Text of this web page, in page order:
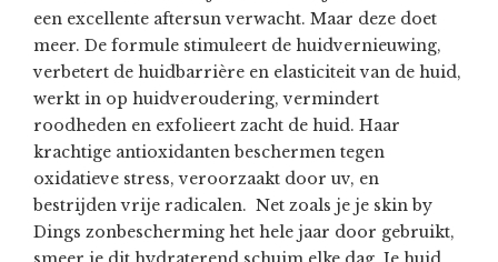
een excellente aftersun verwacht. Maar deze doet
meer. De formule stimuleert de huidvernieuwing,
verbetert de huidbarrière en elasticiteit van de huid,
werkt in op huidveroudering, vermindert
roodheden en exfolieert zacht de huid. Haar
krachtige antioxidanten beschermen tegen
oxidatieve stress, veroorzaakt door uv, en
bestrijden vrije radicalen. Net zoals je je skin by
Dings zonbescherming het hele jaar door gebruikt,